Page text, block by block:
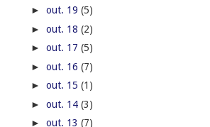
► out. 10 (1)
► out. 09 (6)
► out. 08 (8)
► out. 07 (1)
► out. 06 (5)
► out. 05 (3)
► out. 04 (6)